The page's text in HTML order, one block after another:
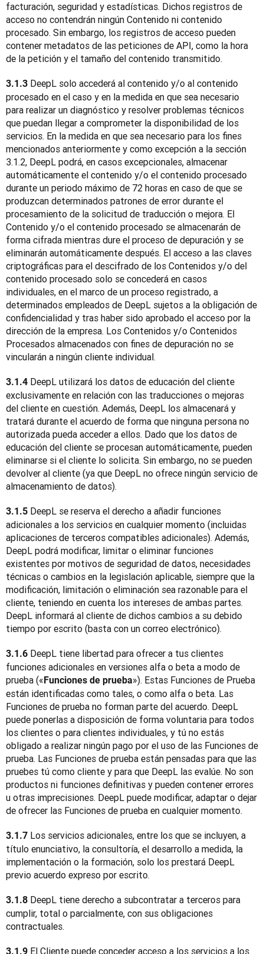
facturación, seguridad y estadísticas. Dichos registros de
acceso no contendrán ningún Contenido ni contenido
procesado. Sin embargo, los registros de acceso pueden
contener metadatos de las peticiones de API, como la hora
de la petición y el tamaño del contenido transmitido.
3.1.3 DeepL solo accederá al contenido y/o al contenido
procesado en el caso y en la medida en que sea necesario
para realizar un diagnóstico y resolver problemas técnicos
que puedan llegar a comprometer la disponibilidad de los
servicios. En la medida en que sea necesario para los fines
mencionados anteriormente y como excepción a la sección
3.1.2, DeepL podrá, en casos excepcionales, almacenar
automáticamente el contenido y/o el contenido procesado
durante un periodo máximo de 72 horas en caso de que se
produzcan determinados patrones de error durante el
procesamiento de la solicitud de traducción o mejora. El
Contenido y/o el contenido procesado se almacenarán de
forma cifrada mientras dure el proceso de depuración y se
eliminarán automáticamente después. El acceso a las claves
criptográficas para el descifrado de los Contenidos y/o del
contenido procesado solo se concederá en casos
individuales, en el marco de un proceso registrado, a
determinados empleados de DeepL sujetos a la obligación de
confidencialidad y tras haber sido aprobado el acceso por la
dirección de la empresa. Los Contenidos y/o Contenidos
Procesados almacenados con fines de depuración no se
vincularán a ningún cliente individual.
3.1.4 DeepL utilizará los datos de educación del cliente
exclusivamente en relación con las traducciones o mejoras
del cliente en cuestión. Además, DeepL los almacenará y
tratará durante el acuerdo de forma que ninguna persona no
autorizada pueda acceder a ellos. Dado que los datos de
educación del cliente se procesan automáticamente, pueden
eliminarse si el cliente lo solicita. Sin embargo, no se pueden
devolver al cliente (ya que DeepL no ofrece ningún servicio de
almacenamiento de datos).
3.1.5 DeepL se reserva el derecho a añadir funciones
adicionales a los servicios en cualquier momento (incluidas
aplicaciones de terceros compatibles adicionales). Además,
DeepL podrá modificar, limitar o eliminar funciones
existentes por motivos de seguridad de datos, necesidades
técnicas o cambios en la legislación aplicable, siempre que la
modificación, limitación o eliminación sea razonable para el
cliente, teniendo en cuenta los intereses de ambas partes.
DeepL informará al cliente de dichos cambios a su debido
tiempo por escrito (basta con un correo electrónico).
3.1.6 DeepL tiene libertad para ofrecer a tus clientes
funciones adicionales en versiones alfa o beta a modo de
prueba («Funciones de prueba»). Estas Funciones de Prueba
están identificadas como tales, o como alfa o beta. Las
Funciones de prueba no forman parte del acuerdo. DeepL
puede ponerlas a disposición de forma voluntaria para todos
los clientes o para clientes individuales, y tú no estás
obligado a realizar ningún pago por el uso de las Funciones de
prueba. Las Funciones de prueba están pensadas para que las
pruebes tú como cliente y para que DeepL las evalúe. No son
productos ni funciones definitivas y pueden contener errores
u otras imprecisiones. DeepL puede modificar, adaptar o dejar
de ofrecer las Funciones de prueba en cualquier momento.
3.1.7 Los servicios adicionales, entre los que se incluyen, a
título enunciativo, la consultoría, el desarrollo a medida, la
implementación o la formación, solo los prestará DeepL
previo acuerdo expreso por escrito.
3.1.8 DeepL tiene derecho a subcontratar a terceros para
cumplir, total o parcialmente, con sus obligaciones
contractuales.
3.1.9 El Cliente puede conceder acceso a los servicios a los